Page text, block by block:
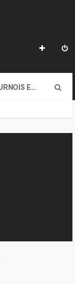
TOURNOIS ET EVENEMENTS
h